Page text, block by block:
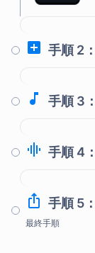
手順 2
手順 3
手順 4
手順 5
最終手順